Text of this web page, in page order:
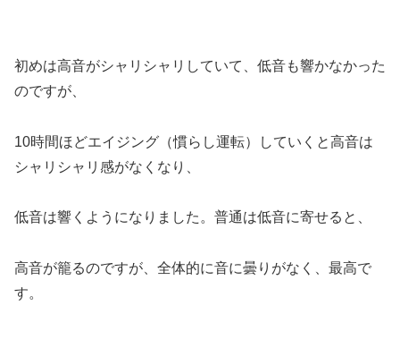
初めは高音がシャリシャリしていて、低音も響かなかった
のですが、
10時間ほどエイジング（慣らし運転）していくと高音は
シャリシャリ感がなくなり、
低音は響くようになりました。普通は低音に寄せると、
高音が籠るのですが、全体的に音に曇りがなく、最高で
す。